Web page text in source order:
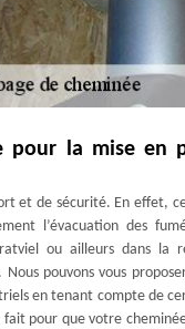
pour la mise en
et de sécurité. En effet,
l’évacuation des
ou ailleurs dans la
pouvons vous
en tenant compte de
pour que votre